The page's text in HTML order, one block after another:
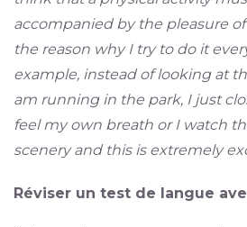
accompanied by the pleasure
the reason why I try to do it
example, instead of looking at
am running in the park, I just
feel my own breath or I watch
scenery and this is extremely
Réviser un test de langue